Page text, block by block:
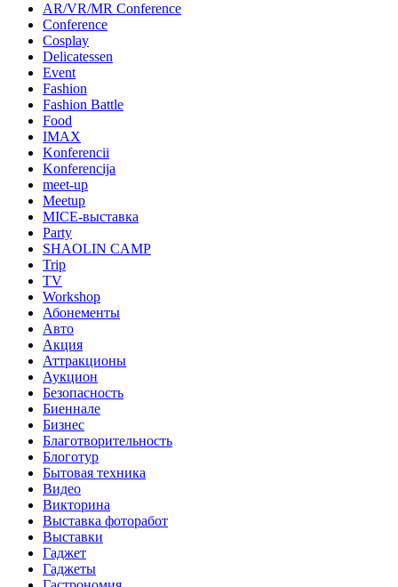
AR/VR/MR Conference
Conference
Cosplay
Delicatessen
Event
Fashion
Fashion Battle
Food
IMAX
Konferencii
Konferencija
meet-up
Meetup
MICE-выставка
Party
SHAOLIN CAMP
Trip
TV
Workshop
Абонементы
Авто
Акция
Аттракционы
Аукцион
Безопасность
Биеннале
Бизнес
Благотворительность
Блоготур
Бытовая техника
Видео
Викторина
Выставка фоторабот
Выставки
Гаджет
Гаджеты